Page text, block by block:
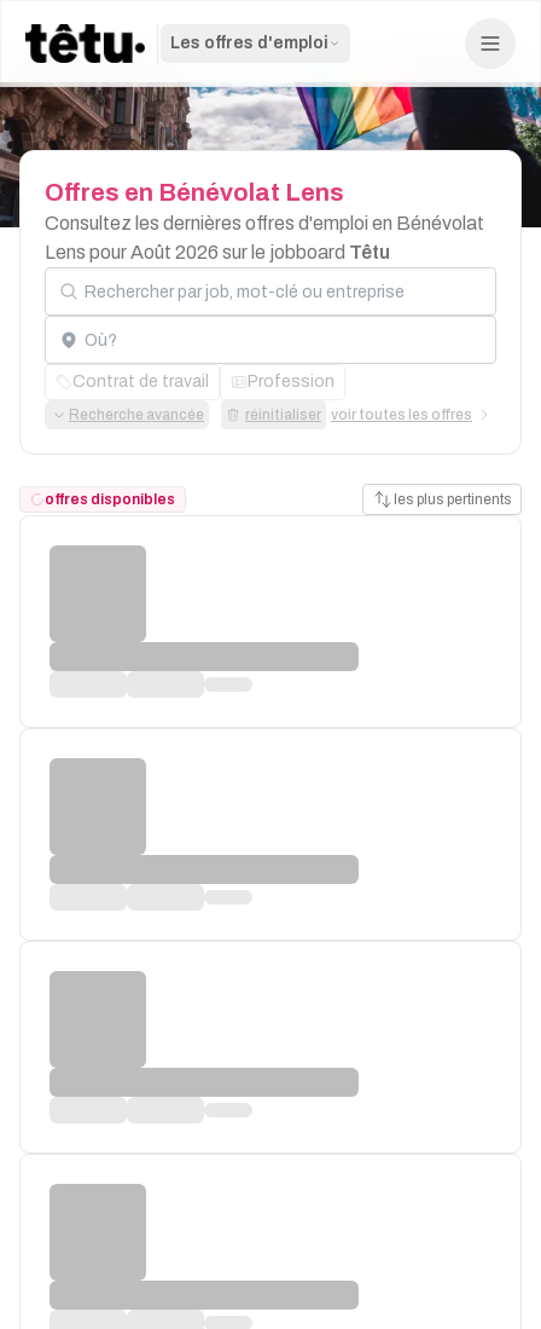
Les offres d'emploi
Offres en Bénévolat Lens
Consultez les dernières offres d'emploi en Bénévolat
Lens pour Août 2026 sur le jobboard Têtu
Rechercher par job, mot-clé ou entreprise
Localisation
Contrat de travail Profession
Recherche avancée réinitialiser voir toutes les offres
offres disponibles les plus pertinents